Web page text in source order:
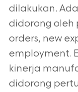
dilakukan.
didorong oleh
orders, new
employment.
kinerja
didorong